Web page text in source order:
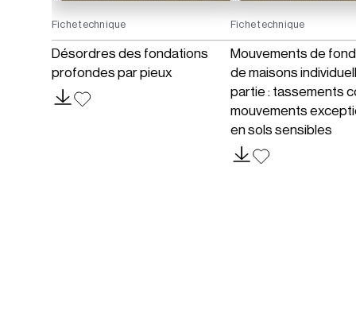
Fiche technique
Désordres des fondations
profondes par pieux
Fiche technique
Mouvements de
de maisons
partie : tassements
mouvements
en sols sensibles